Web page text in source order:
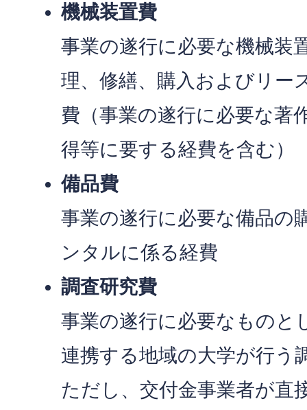
機械装置費
事業の遂行に必要な機械装
理、修繕、購入およびリー
費（事業の遂行に必要な著
得等に要する経費を含む）
備品費
事業の遂行に必要な備品の
ンタルに係る経費
調査研究費
事業の遂行に必要なものと
連携する地域の大学が行う
ただし、交付金事業者が直